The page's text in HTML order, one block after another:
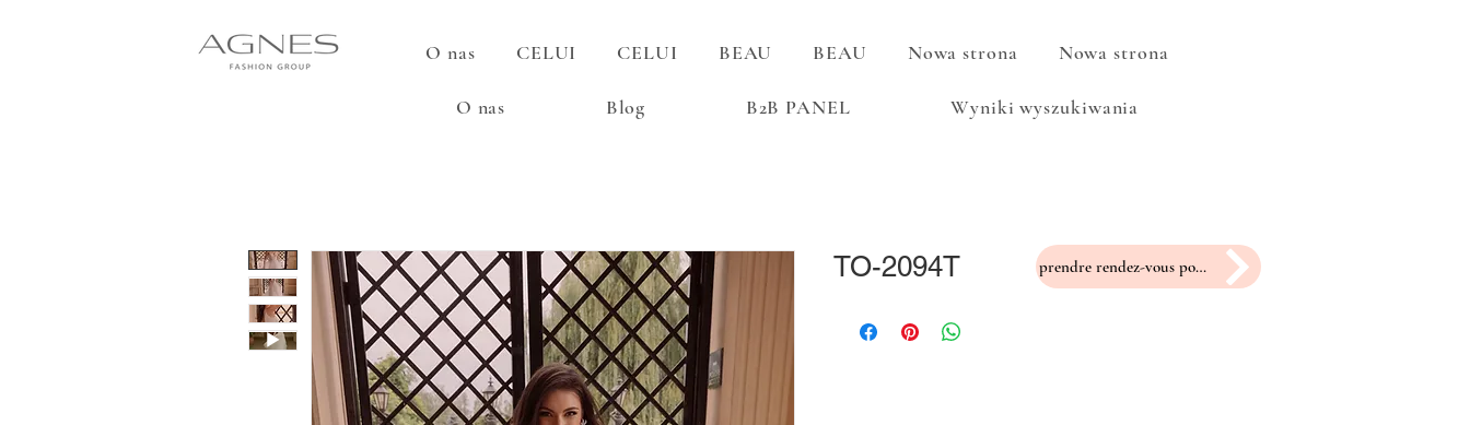
O nas CELUI CELUI BEAU BEAU Nowa strona Nowa strona
O nas Blog B2B PANEL Wyniki wyszukiwania
TO-2094T prendre rendez-vous pour un essayage